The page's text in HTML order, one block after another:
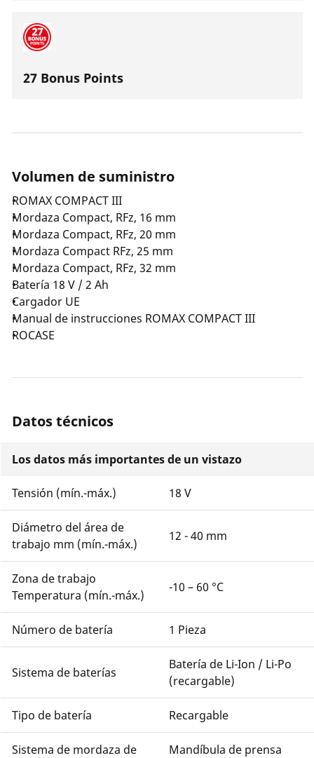
27 Bonus Points
Volumen de suministro
ROMAX COMPACT III
Mordaza Compact, RFz, 16 mm
Mordaza Compact, RFz, 20 mm
Mordaza Compact RFz, 25 mm
Mordaza Compact, RFz, 32 mm
Batería 18 V / 2 Ah
Cargador UE
Manual de instrucciones ROMAX COMPACT III
ROCASE
Datos técnicos
Los datos más importantes de un vistazo
Tensión (mín.-máx.) 18 V
Diámetro del área de
trabajo mm (mín.-máx.)
12 - 40 mm
Zona de trabajo
Temperatura (mín.-máx.)
-10 – 60 °C
Número de batería 1 Pieza
Sistema de baterías
Batería de Li-Ion / Li-Po
(recargable)
Tipo de batería Recargable
Sistema de mordaza de
Mandíbula de prensa